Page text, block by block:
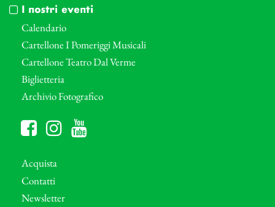
I nostri eventi
Calendario
Cartellone I Pomeriggi Musicali
Cartellone Teatro Dal Verme
Biglietteria
Archivio Fotografico
Acquista
Contatti
Newsletter